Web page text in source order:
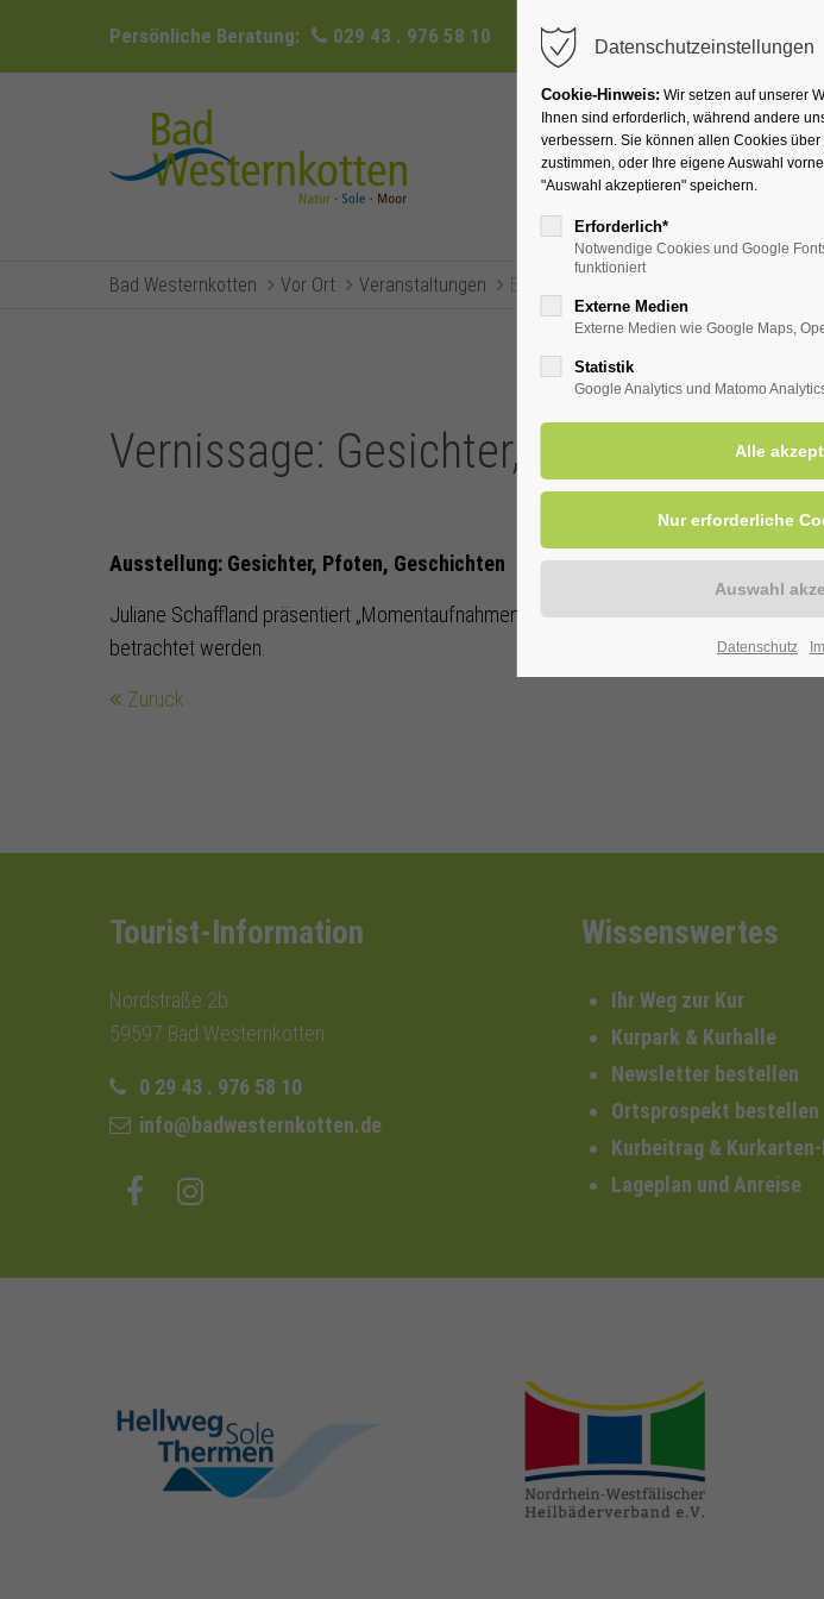
Persönliche Beratung: 029 43 . 976 58 10 info@badwesternkotten.de
Ihr Heilbad
Bad Westernkotten Vor Ort Veranstaltungen Eventsreader (Timeline)
Vernissage: Gesichter, Pfoten,
Ausstellung: Gesichter, Pfoten, Geschichten
Juliane Schaffland präsentiert „Momentaufnahmen zwischen Nähe, Alltag und
betrachtet werden.
Zurück
Tourist-Information
Nordstraße 2b
59597 Bad Westernkotten
0 29 43 . 976 58 10
info@badwesternkotten.de
Wissenswertes
Ihr Weg zur Kur
Kurpark & Kurhalle
Newsletter bestellen
Ortsprospekt bestellen
Kurbeitrag &
Lageplan und Anreise
hellweg-sole-
thermen.de
heilbaeder.de
Datenschutzeinstellungen
Cookie-Hinweis: Wir setzen auf unserer
Ihnen sind erforderlich, während andere
verbessern. Sie können allen Cookies
zustimmen, oder Ihre eigene Auswahl
"Auswahl akzeptieren" speichern.
Erforderlich*
Notwendige Cookies und Google
funktioniert
Externe Medien
Externe Medien wie Google Maps,
Statistik
Google Analytics und Matomo
Datenschutz